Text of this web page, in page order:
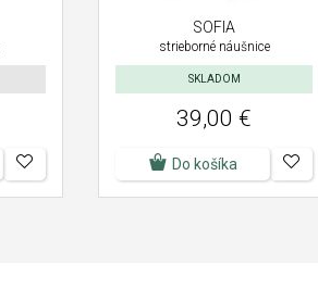
SOFIA
strieborné náušnice
SKLADOM
39,00 €
Do košíka